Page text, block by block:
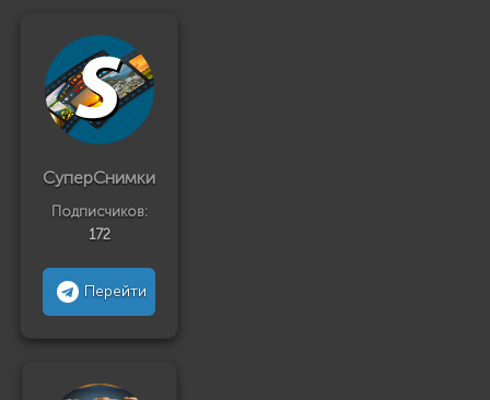
СуперСнимки
Подписчиков:
172
Перейти